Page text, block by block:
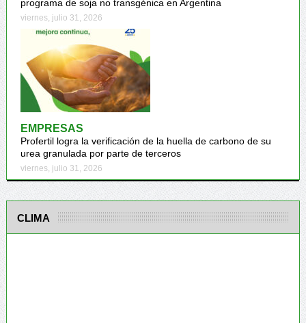
programa de soja no transgénica en Argentina
viernes, julio 31, 2026
EMPRESAS
Profertil logra la verificación de la huella de carbono de su
urea granulada por parte de terceros
viernes, julio 31, 2026
CLIMA